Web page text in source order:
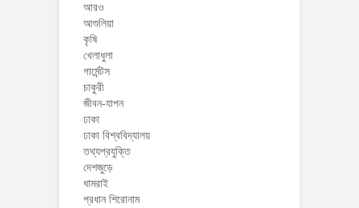
আরও
আশুলিয়া
কৃষি
খেলাধুলা
গার্মেন্টস
চাকুরী
জীবন-যাপন
ঢাকা
ঢাকা বিশ্ববিদ্যালয়
তথ্যপ্রযুক্তি
দেশজুড়ে
ধামরাই
প্রধান শিরোনাম